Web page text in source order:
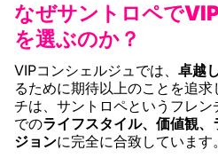
なぜサントロペで
を選ぶのか？
VIPコンシェルジュでは、 卓越
るために期待以上のことを追
チは、サントロペというフレ
でのライフスタイル、価値観
ジョンに完全に合致しています。